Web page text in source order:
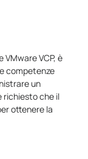
VCP, è
competenze
un
richiesto che il
ottenere la